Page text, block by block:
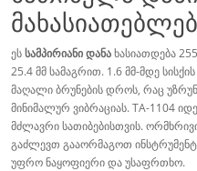
ესსამპირიანი დანახასიათდება
25.4 მმ სამაგრით. 1.6 მმ-მდე
მაღალი ბრუნების დროს, რაც
მინიმალურ ვიბრაციას. TA-1104
მძლავრი სათიბებისთვის.
გაძლევთ გააორმაგოთ
უფრო ნაყოფიერი და უსაფრთხო.